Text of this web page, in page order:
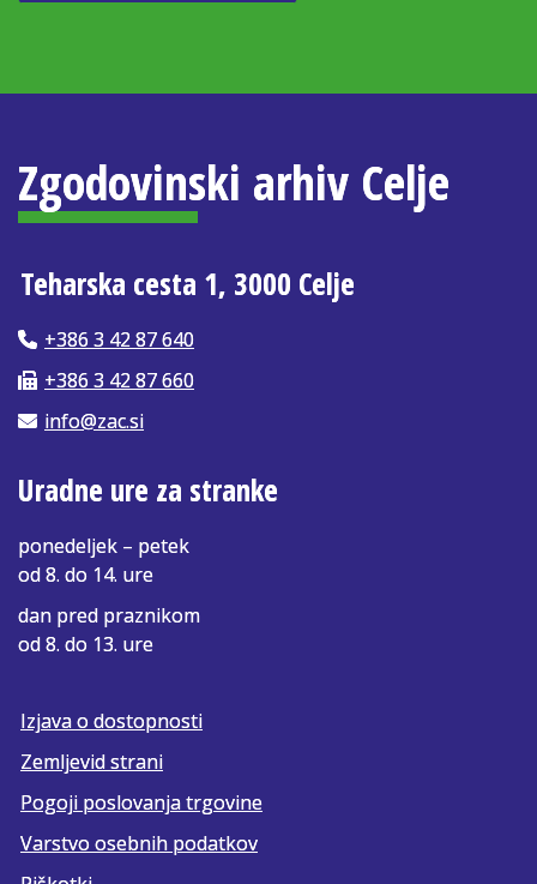
Zgodovinski arhiv Celje
Teharska cesta 1, 3000 Celje
+386 3 42 87 640
+386 3 42 87 660
info@zac.si
Uradne ure za stranke
ponedeljek – petek
od 8. do 14. ure
dan pred praznikom
od 8. do 13. ure
Izjava o dostopnosti
Zemljevid strani
Pogoji poslovanja trgovine
Varstvo osebnih podatkov